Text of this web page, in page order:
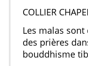
COLLIER
Les malas
des prières
bouddhisme